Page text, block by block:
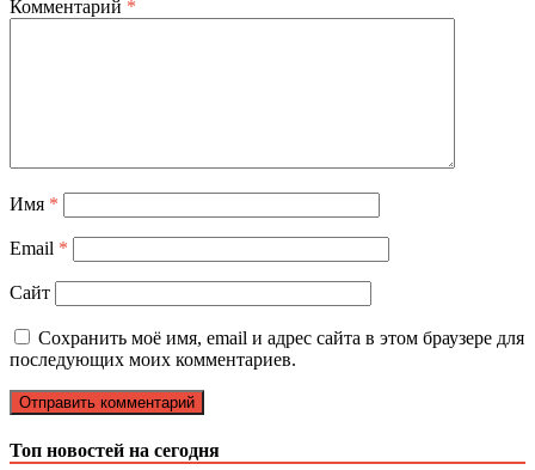
Комментарий *
Имя *
Email *
Сайт
Сохранить моё имя, email и адрес сайта в этом браузере для
последующих моих комментариев.
Топ новостей на сегодня